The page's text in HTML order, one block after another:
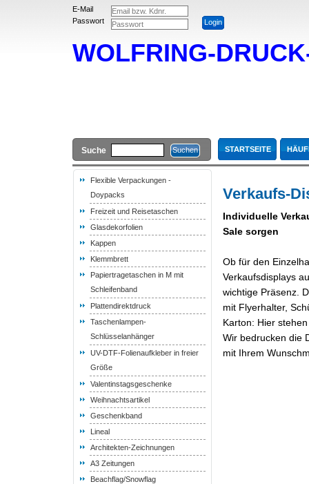
E-Mail
Passwort
WOLFRING-
Suche STARTSEITE
Flexible Verpackungen -
Doypacks
Freizeit und Reisetaschen
Glasdekorfolien
Kappen
Klemmbrett
Papiertragetaschen in M mit
Schleifenband
Plattendirektdruck
Taschenlampen-
Schlüsselanhänger
UV-DTF-Folienaufkleber in freier
Größe
Valentinstagsgeschenke
Weihnachtsartikel
Geschenkband
Lineal
Architekten-Zeichnungen
A3 Zeitungen
Beachflag/Snowflag
Verkaufs-
Individuelle
Sale sorgen
Ob für den
Verkaufsdisplays
wichtige Präsenz.
mit Flyerhalter,
Karton: Hier
Wir bedrucken die
mit Ihrem